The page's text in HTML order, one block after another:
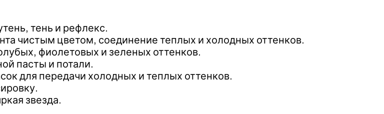
тень и рефлекс.
чистым цветом, соединение теплых и холодных оттенков.
фиолетовых и зеленых оттенков.
пасты и потали.
для передачи холодных и теплых оттенков.
звезда.